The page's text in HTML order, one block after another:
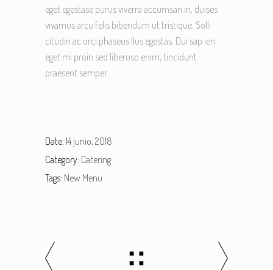
eget egestase purus viverra accumsan in, duises
vivamus arcu felis bibendum ut tristique. Solli
citudin ac orci phaseus llus egestas. Dui sap ien
eget mi proin sed liberoso enim, tincidunt
praesent semper.
Date: 14 junio, 2018
Category: Catering
Tags: New Menu